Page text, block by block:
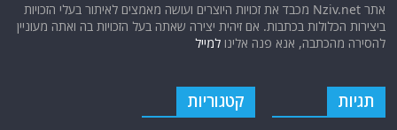
אתר Nziv.net מכבד את זכויות היוצרים ועושה מאמצים לאיתור בעלי הזכויות
ביצירות הכלולות בכתבות. אם זיהית יצירה שאתה בעל הזכויות בה ואתה מעוניין
להסירה מהכתבה, אנא פנה אלינולמייל
תגיות קטגוריות